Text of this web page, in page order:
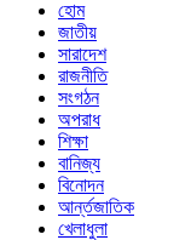
হোম
জাতীয়
সারাদেশ
রাজনীতি
সংগঠন
অপরাধ
শিক্ষা
বানিজ্য
বিনোদন
আর্ন্তজাতিক
খেলাধুলা